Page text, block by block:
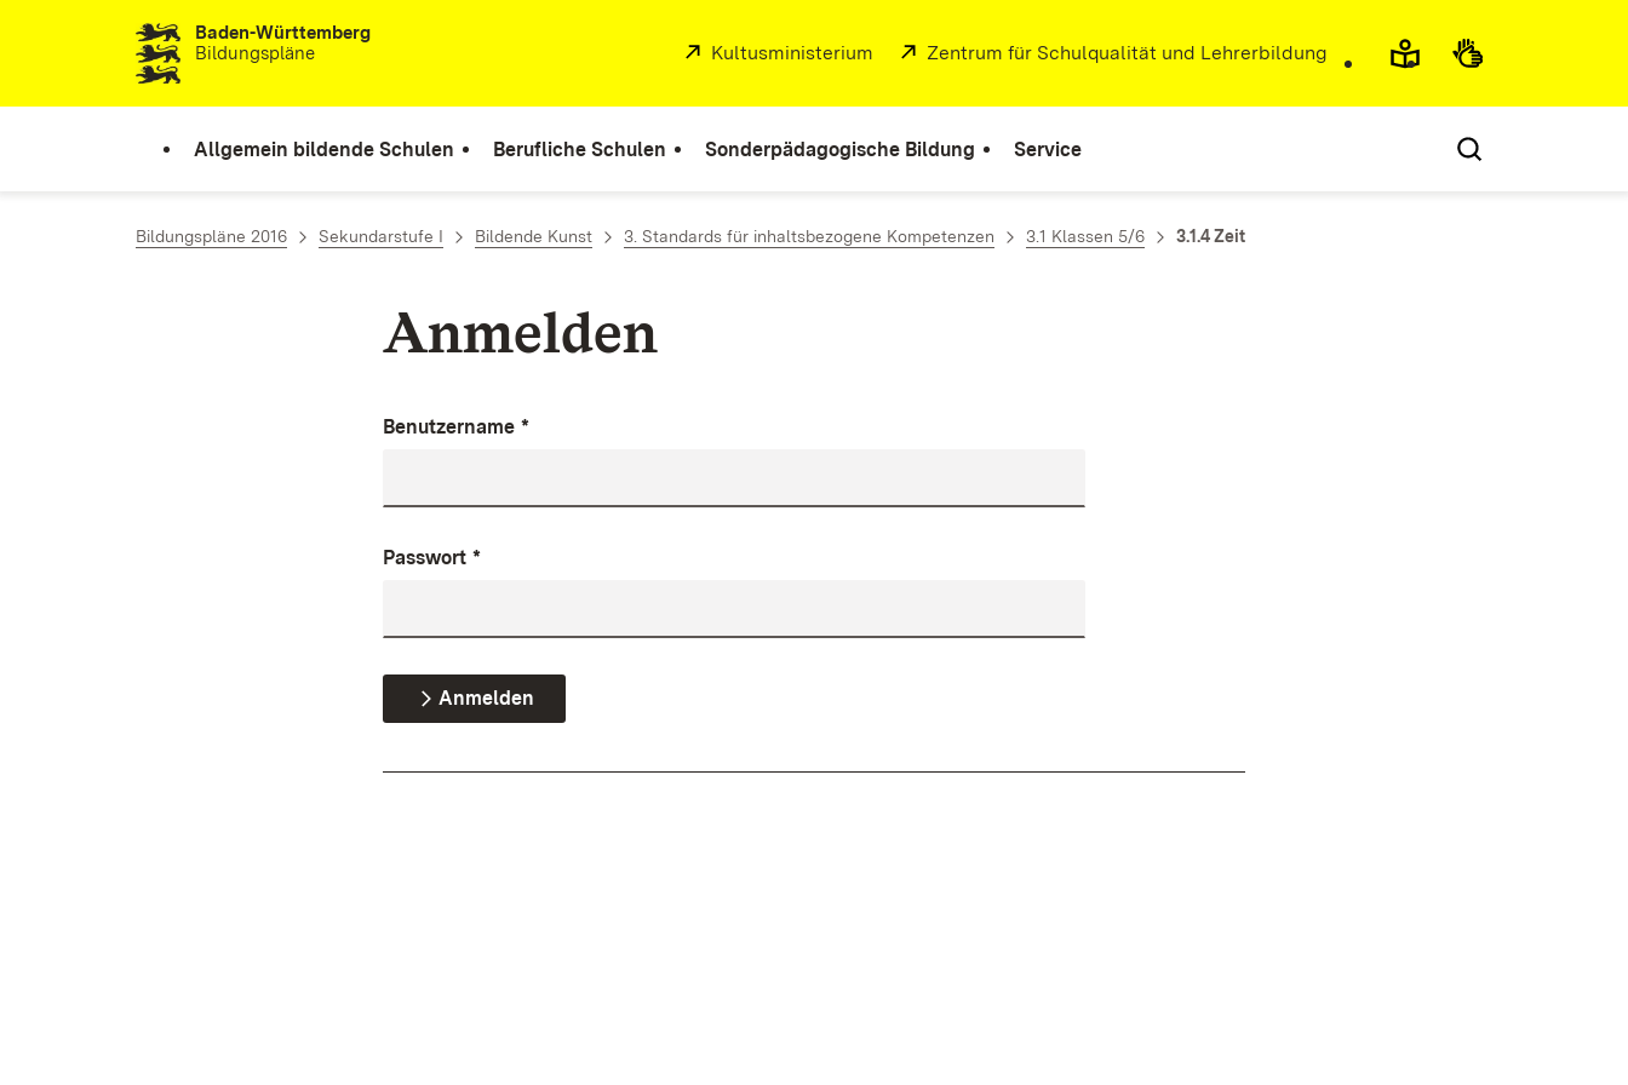
Zum Inhalt springenBaden-Württemberg
Bildungspläne
Extern:
Kultusministerium (Öffnet in neuem Fenster)
Extern:
Zentrum für Schulqualität und Lehrerbildung
Allgemein bildende Schulen Berufliche Schulen Sonderpädagogische Bildung Service
Bildungspläne 2016 Sekundarstufe I Bildende Kunst 3. Standards für inhaltsbezogene Kompetenzen 3.1 Klassen 5/6 3.1.4 Zeit
Anmelden
Benutzername *
Passwort *
Anmelden